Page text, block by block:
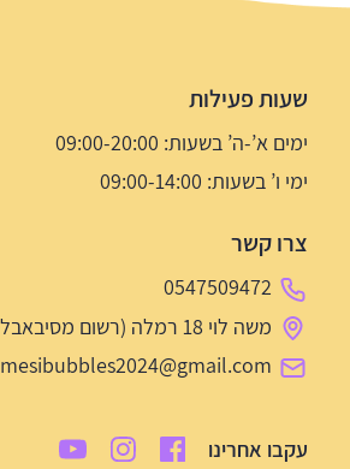
שעות פעילות
ימים א’-ה’ בשעות: 09:00-20:00
ימי ו’ בשעות: 09:00-14:00
צרו קשר
0547509472
משה לוי 18 רמלה (רשום מסיבאבלס על השלט בחנות)
mesibubbles2024@gmail.com
עקבו אחרינו